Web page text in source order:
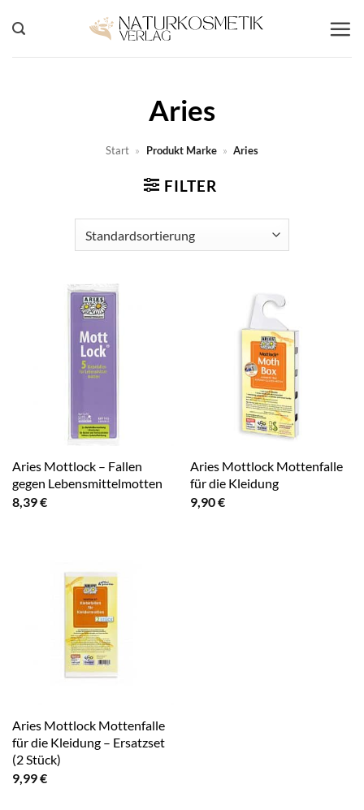
Inhalt
springen
Aries
Start » Produkt Marke » Aries
FILTER
Aries Mottlock – Fallen
gegen Lebensmittelmotten
8,39€
Aries Mottlock Mottenfalle
für die Kleidung
9,90€
Aries Mottlock Mottenfalle
für die Kleidung – Ersatzset
(2 Stück)
9,99€